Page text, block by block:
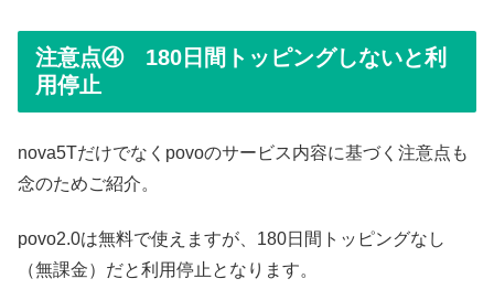
注意点④ 180日間トッピングしないと利
用停止
nova5Tだけでなくpovoのサービス内容に基づく注意点も
念のためご紹介。
povo2.0は無料で使えますが、180日間トッピングなし
（無課金）だと利用停止となります。